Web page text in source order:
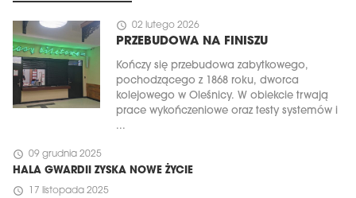
schedule 02 lutego 2026
PRZEBUDOWA NA FINISZU
Kończy się przebudowa zabytkowego,
pochodzącego z 1868 roku, dworca
kolejowego w Oleśnicy. W obiekcie trwają
prace wykończeniowe oraz testy systemów i
...
schedule 09 grudnia 2025
HALA GWARDII ZYSKA NOWE ŻYCIE
schedule 17 listopada 2025